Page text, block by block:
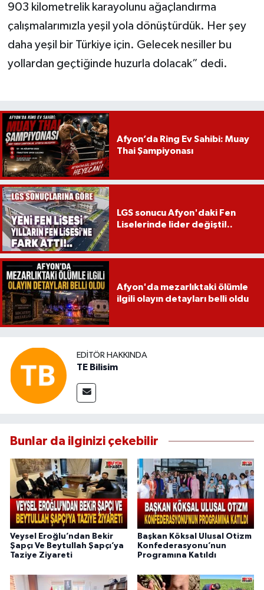
903 kilometrelik karayolunu ağaçlandırma
çalışmalarımızla yeşil yola dönüştürdük. Her şey
daha yeşil bir Türkiye için. Gelecek nesiller bu
yollardan geçtiğinde huzurla dolacak” dedi.
Afyon’da Ring Ev Sahibi: Muay
Thai Şampiyonası
LGS sonucu Afyon'daki Fen
Liselerinde lider değişti!..
Afyon'da mezarlıktaki ölümle
ilgili olayın detayları belli oldu
EDITÖR HAKKINDA
TE Bilisim
Bunlar da ilginizi çekebilir
Veysel Eroğlu’ndan Bekir
Şapçı Ve Beytullah Şapçı’ya
Taziye Ziyareti
Başkan Köksal Ulusal Otizm
Konfederasyonu’nun
Programına Katıldı